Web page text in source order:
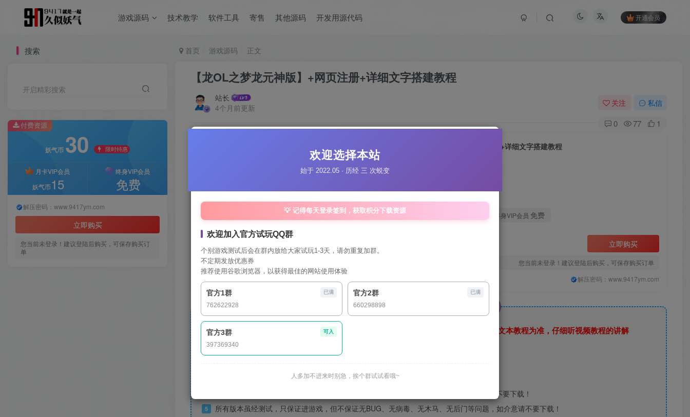
游戏源码 技术教学 软件工具 寄售 其他源码 开发用源代码 开通会员
首页 游戏源码 正文
【龙OL之梦龙元神版】+网页注册+详细文字搭建教程
站长
4个月前更新
关注 私信
0 77 1
【龙OL之梦龙元神版】+网页注册+详细文字搭建教程
30
终身VIP会员 免费
立即购买
您当前未登录！建议登陆后购买，可保存购买订单
解压密码：www.9417ym.com
下载默认同意此说明
提醒 视频教程教的是搭建流程，并非所有版本都是跟视频完全一样，还是要以文本教程为准，仔细听视频教程的讲解
1 下载前请先仔细
下载须知：请使用【好压】解压下载后的资源，否则可能报错！
付费下载视为赞助本站的版本整理工作，并非购买、获得的行为，不存在售后，如介意请不要下载！
5 所有版本虽经测试，只保证进游戏，但不保证无BUG、无病毒、无木马、无后门等问题，如介意请不要下载！
搜索
开启精彩搜索
付费资源
妖气币 30 限时特惠
月卡VIP会员
妖气币15
终身VIP会员
免费
解压密码：www.9417ym.com
立即购买
您当前未登录！建议登陆后购买，可保存购买订
单
欢迎选择本站
始于 2022.05 · 历经 三 次蜕变
💡 记得每天登录签到，获取积分下载资源
欢迎加入官方试玩QQ群
个别游戏测试后会在群内放给大家试玩1-3天，请勿重复加群。
不定期发放优惠券
推荐使用谷歌浏览器，以获得最佳的网站使用体验
官方1群
762622928
已满 官方2群
660298898
已满
官方3群
397369340
可入
人多加不进来时别急，挨个群试试看哦~